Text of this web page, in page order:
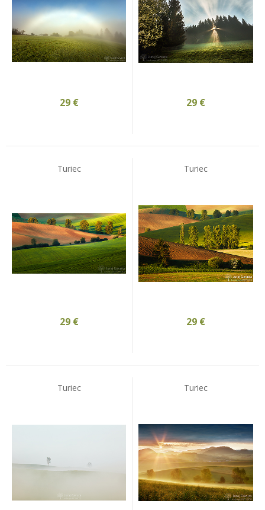
29 € 29 €
Turiec
29 €
Turiec
29 €
Turiec Turiec